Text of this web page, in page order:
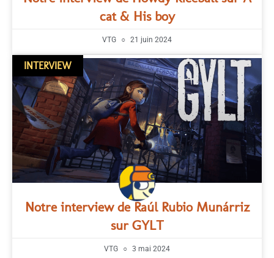
cat & His boy
VTG 21 juin 2024
INTERVIEW
Notre interview de Raúl Rubio Munárriz
sur GYLT
VTG 3 mai 2024